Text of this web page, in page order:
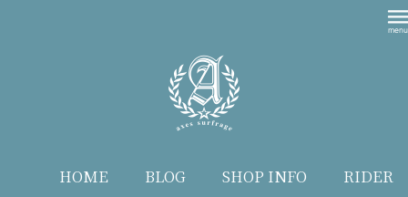
HOME BLOG SHOP INFO
RIDER